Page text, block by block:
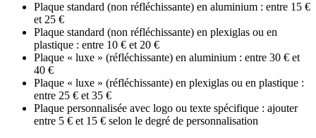
Plaque standard (non réfléchissante) en aluminium : entre 15 €
et 25 €
Plaque standard (non réfléchissante) en plexiglas ou en
plastique : entre 10 € et 20 €
Plaque « luxe » (réfléchissante) en aluminium : entre 30 € et
40 €
Plaque « luxe » (réfléchissante) en plexiglas ou en plastique :
entre 25 € et 35 €
Plaque personnalisée avec logo ou texte spécifique : ajouter
entre 5 € et 15 € selon le degré de personnalisation